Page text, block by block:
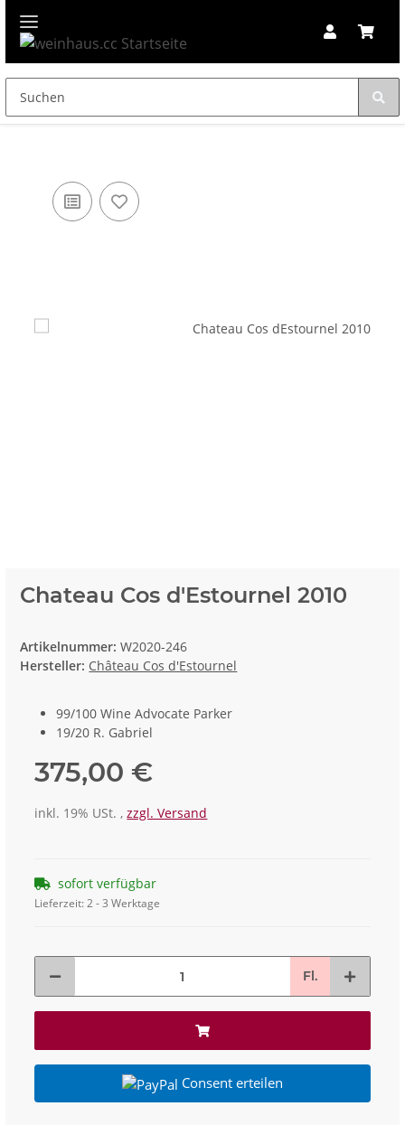
Chateau Cos d'Estournel 2010
Artikelnummer:W2020-246
Hersteller: Château Cos d'Estournel
99/100 Wine Advocate Parker
19/20 R. Gabriel
375,00 €
inkl. 19% USt. ,zzgl. Versand
sofort verfügbar
Lieferzeit:2 - 3 Werktage
Fl.
Consent erteilen